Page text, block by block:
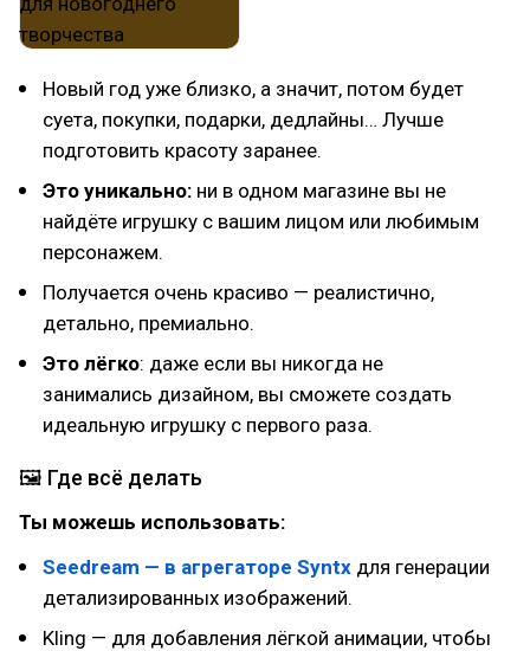
Новый год уже близко, а значит, потом будет
суета, покупки, подарки, дедлайны… Лучше
подготовить красоту заранее.
Это уникально: ни в одном магазине вы не
найдёте игрушку с вашим лицом или любимым
персонажем.
Получается очень красиво — реалистично,
детально, премиально.
Это лёгко: даже если вы никогда не
занимались дизайном, вы сможете создать
идеальную игрушку с первого раза.
🖼 Где всё делать
Ты можешь использовать:
Seedream — в агрегаторе Syntx для генерации
детализированных изображений.
Kling — для добавления лёгкой анимации, чтобы